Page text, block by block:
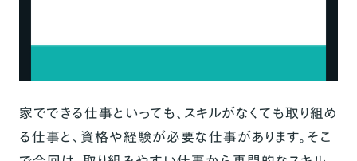
家でできる仕事といっても、スキルがなくても取り組め
る仕事と、資格や経験が必要な仕事があります。そこ